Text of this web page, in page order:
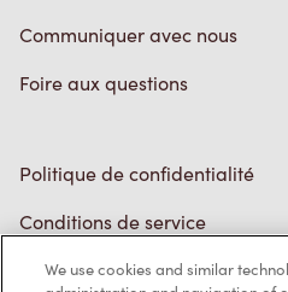
Communiquer avec nous
Foire aux questions
Politique de confidentialité
Conditions de service
Marques de commerce
We use cookies and similar